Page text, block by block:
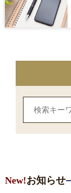
New!お知らせ